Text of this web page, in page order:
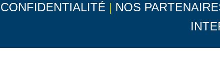
CONFIDENTIALITÉ | NOS